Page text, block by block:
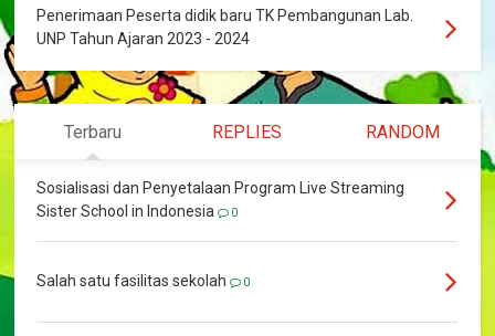
Penerimaan Peserta didik baru TK Pembangunan Lab.
UNP Tahun Ajaran 2023 - 2024
Terbaru REPLIES RANDOM
Sosialisasi dan Penyetalaan Program Live Streaming
Sister School in Indonesia
0
Salah satu fasilitas sekolah 0